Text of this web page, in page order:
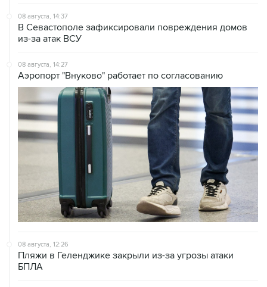
08 августа, 14:37
В Севастополе зафиксировали повреждения домов
из-за атак ВСУ
08 августа, 14:27
Аэропорт "Внуково" работает по согласованию
08 августа, 12:26
Пляжи в Геленджике закрыли из-за угрозы атаки
БПЛА